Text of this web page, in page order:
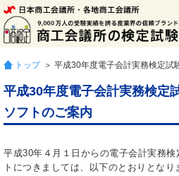
トップ ＞ 平成30年度電子会計実務検定試
平成30年度電子会計実務検定
ソフトのご案内
平成30年４月１日からの電子会計実務
トにつきましては、以下のとおりとなり